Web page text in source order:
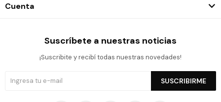
Cuenta
Suscríbete a nuestras noticias
¡Suscribite y recibí todas nuestras novedades!
SUSCRIBIRME